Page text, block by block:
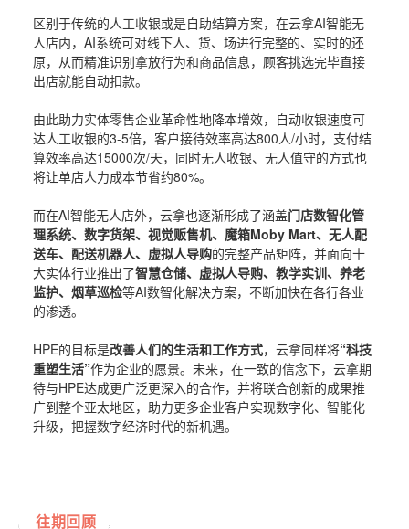
区别于传统的人工收银或是自助结算方案，在云拿AI智能无
人店内，AI系统可对线下人、货、场进行完整的、实时的还
原，从而精准识别拿放行为和商品信息，顾客挑选完毕直接
出店就能自动扣款。
由此助力实体零售企业革命性地降本增效，自动收银速度可
达人工收银的3-5倍，客户接待效率高达800人/小时，支付结
算效率高达15000次/天，同时无人收银、无人值守的方式也
将让单店人力成本节省约80%。
而在AI智能无人店外，云拿也逐渐形成了涵盖门店数智化管
理系统、数字货架、视觉贩售机、魔箱Moby Mart、无人配
送车、配送机器人、虚拟人导购的完整产品矩阵，并面向十
大实体行业推出了智慧仓储、虚拟人导购、教学实训、养老
监护、烟草巡检等AI数智化解决方案，不断加快在各行各业
的渗透。
HPE的目标是改善人们的生活和工作方式，云拿同样将“科技
重塑生活”作为企业的愿景。未来，在一致的信念下，云拿期
待与HPE达成更广泛更深入的合作，并将联合创新的成果推
广到整个亚太地区，助力更多企业客户实现数字化、智能化
升级，把握数字经济时代的新机遇。
往期回顾